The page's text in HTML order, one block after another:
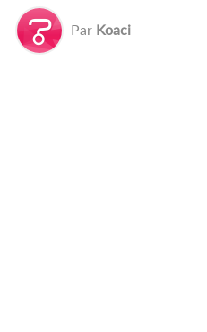
Par Koaci